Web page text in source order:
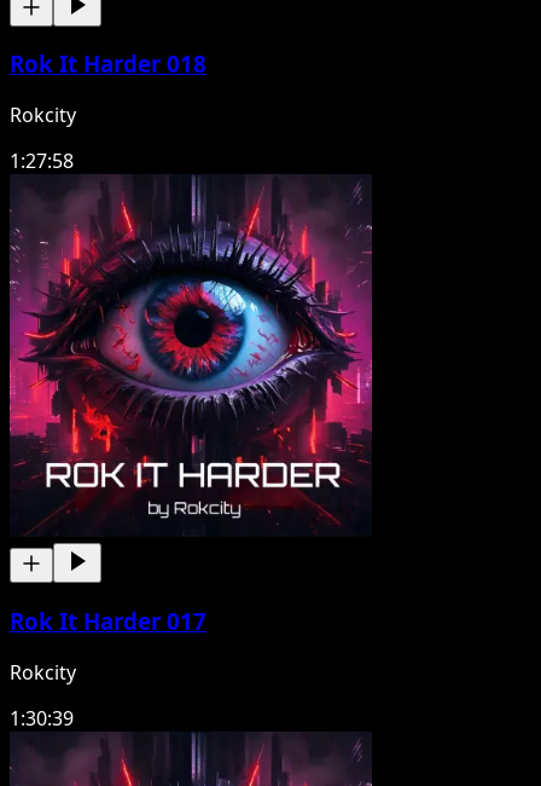
Rok It Harder 018
Rokcity
1:27:58
Rok It Harder 017
Rokcity
1:30:39